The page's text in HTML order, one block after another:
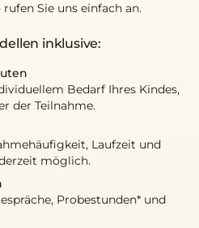
Sie uns einfach an.
inklusive:
Bedarf Ihres Kindes,
der Teilnahme.
Laufzeit und
möglich.
Probestunden* und